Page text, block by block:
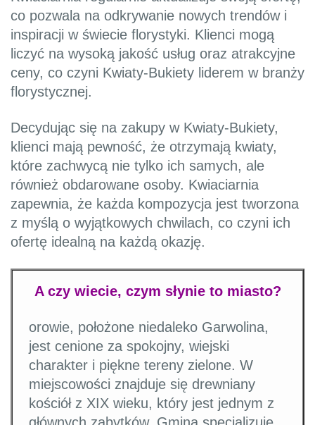
co pozwala na odkrywanie nowych trendów i
inspiracji w świecie florystyki. Klienci mogą
liczyć na wysoką jakość usług oraz atrakcyjne
ceny, co czyni Kwiaty-Bukiety liderem w branży
florystycznej.
Decydując się na zakupy w Kwiaty-Bukiety,
klienci mają pewność, że otrzymają kwiaty,
które zachwycą nie tylko ich samych, ale
również obdarowane osoby. Kwiaciarnia
zapewnia, że każda kompozycja jest tworzona
z myślą o wyjątkowych chwilach, co czyni ich
ofertę idealną na każdą okazję.
A czy wiecie, czym słynie to miasto?
orowie, położone niedaleko Garwolina,
jest cenione za spokojny, wiejski
charakter i piękne tereny zielone. W
miejscowości znajduje się drewniany
kościół z XIX wieku, który jest jednym z